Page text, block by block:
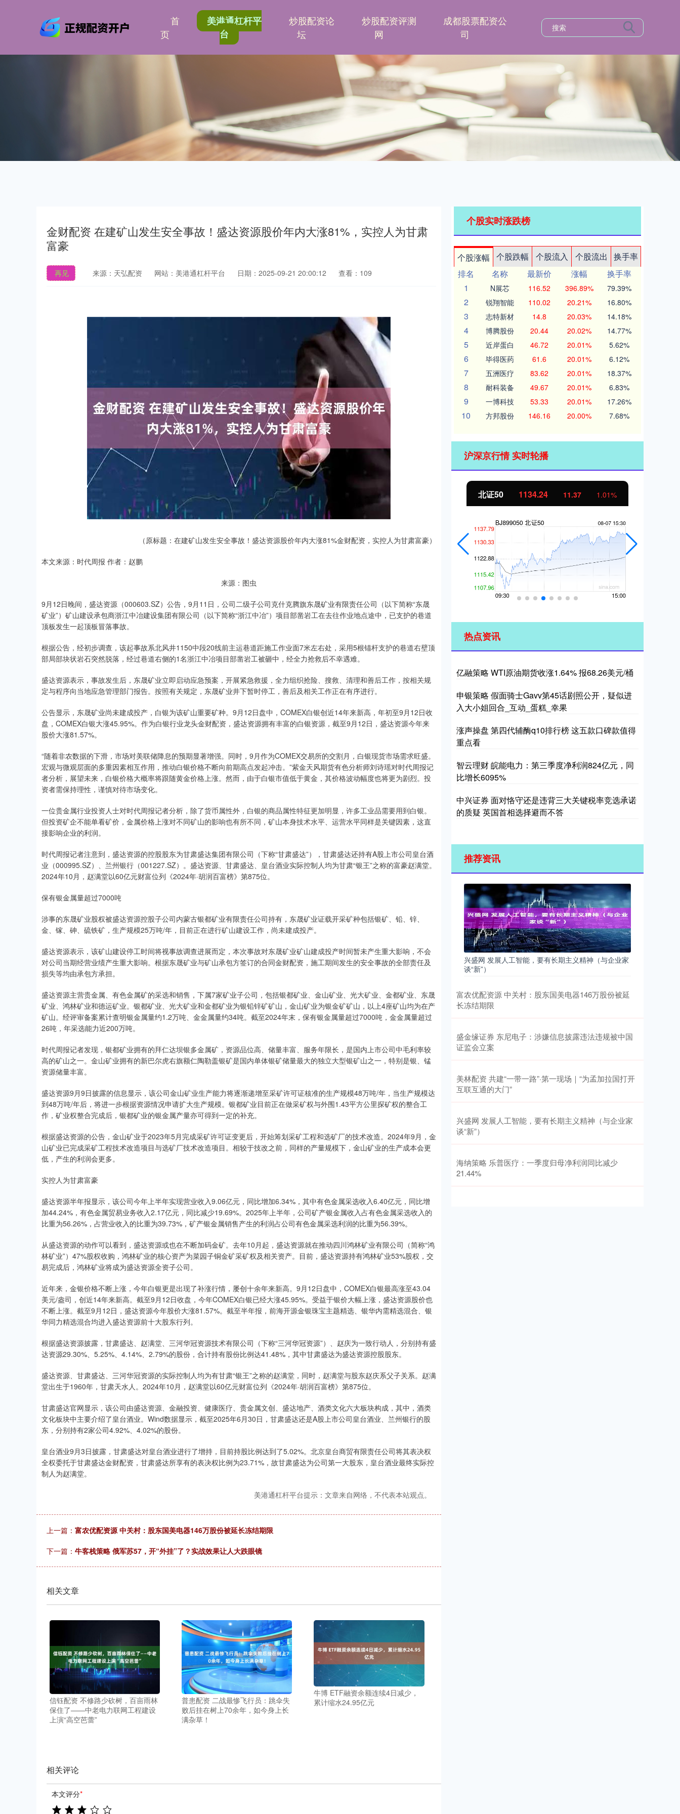
首
页
美港通杠杆平
台
炒股配资论
坛
炒股配资评测
网
成都股票配资公
司
金财配资 在建矿山发生安全事故！盛达资源股价年内大涨81%，实控人为甘肃
富豪
再见 来源：天弘配资 网站：美港通杠杆平台 日期：2025-09-21 20:00:12 查看：109
（原标题：在建矿山发生安全事故！盛达资源股价年内大涨81%金财配资，实控人为甘肃富豪）
本文来源：时代周报 作者：赵鹏
来源：图虫
9月12日晚间，盛达资源（000603.SZ）公告，9月11日，公司二级子公司克什克腾旗东晟矿业有限责任公司（以下简称“东晟
矿业”）矿山建设承包商浙江中冶建设集团有限公司（以下简称“浙江中冶”）项目部凿岩工在去往作业地点途中，已支护的巷道
顶板发生一起顶板冒落事故。
根据公告，经初步调查，该起事故系北风井1150中段20线前主运巷道距施工作业面7米左右处，采用5根锚杆支护的巷道右壁顶
部局部块状岩石突然脱落，经过巷道右侧的1名浙江中冶项目部凿岩工被砸中，经全力抢救后不幸遇难。
盛达资源表示，事故发生后，东晟矿业立即启动应急预案，开展紧急救援，全力组织抢险、搜救、清理和善后工作，按相关规
定与程序向当地应急管理部门报告。按照有关规定，东晟矿业井下暂时停工，善后及相关工作正在有序进行。
公告显示，东晟矿业尚未建成投产，白银为该矿山重要矿种。9月12日盘中，COMEX白银创近14年来新高，年初至9月12日收
盘，COMEX白银大涨45.95%。作为白银行业龙头金财配资，盛达资源拥有丰富的白银资源，截至9月12日，盛达资源今年来
股价大涨81.57%。
“随着非农数据的下滑，市场对美联储降息的预期显著增强。同时，9月作为COMEX交易所的交割月，白银现货市场需求旺盛。
宏观与微观层面的多重因素相互作用，推动白银价格不断向前期高点发起冲击。”紫金天风期货有色分析师刘诗瑶对时代周报记
者分析，展望未来，白银价格大概率将跟随黄金价格上涨。然而，由于白银市值低于黄金，其价格波动幅度也将更为剧烈。投
资者需保持理性，谨慎对待市场变化。
一位贵金属行业投资人士对时代周报记者分析，除了货币属性外，白银的商品属性特征更加明显，许多工业品需要用到白银。
但投资矿企不能单看矿价，金属价格上涨对不同矿山的影响也有所不同，矿山本身技术水平、运营水平同样是关键因素，这直
接影响企业的利润。
时代周报记者注意到，盛达资源的控股股东为甘肃盛达集团有限公司（下称“甘肃盛达”），甘肃盛达还持有A股上市公司皇台酒
业（000995.SZ）、兰州银行（001227.SZ）。盛达资源、甘肃盛达、皇台酒业实际控制人均为甘肃“银王”之称的富豪赵满堂。
2024年10月，赵满堂以60亿元财富位列《2024年·胡润百富榜》第875位。
保有银金属量超过7000吨
涉事的东晟矿业股权被盛达资源控股子公司内蒙古银都矿业有限责任公司持有，东晟矿业证载开采矿种包括银矿、铅、锌、
金、镓、砷、硫铁矿，生产规模25万吨/年，目前正在进行矿山建设工作，尚未建成投产。
盛达资源表示，该矿山建设停工时间将视事故调查进展而定，本次事故对东晟矿业矿山建成投产时间暂未产生重大影响，不会
对公司当期经营业绩产生重大影响。根据东晟矿业与矿山承包方签订的合同金财配资，施工期间发生的安全事故的全部责任及
损失等均由承包方承担。
盛达资源主营贵金属、有色金属矿的采选和销售，下属7家矿业子公司，包括银都矿业、金山矿业、光大矿业、金都矿业、东晟
矿业、鸿林矿业和德运矿业。银都矿业、光大矿业和金都矿业为银铅锌矿矿山，金山矿业为银金矿矿山，以上4座矿山均为在产
矿山。经评审备案累计查明银金属量约1.2万吨、金金属量约34吨。截至2024年末，保有银金属量超过7000吨，金金属量超过
26吨，年采选能力近200万吨。
时代周报记者发现，银都矿业拥有的拜仁达坝银多金属矿，资源品位高、储量丰富、服务年限长，是国内上市公司中毛利率较
高的矿山之一。金山矿业拥有的新巴尔虎右旗额仁陶勒盖银矿是国内单体银矿储量最大的独立大型银矿山之一，特别是银、锰
资源储量丰富。
盛达资源9月9日披露的信息显示，该公司金山矿业生产能力将逐渐递增至采矿许可证核准的生产规模48万吨/年，当生产规模达
到48万吨/年后，将进一步根据资源情况申请扩大生产规模。银都矿业目前正在做采矿权与外围1.43平方公里探矿权的整合工
作，矿业权整合完成后，银都矿业的银金属产量亦可得到一定的补充。
根据盛达资源的公告，金山矿业于2023年5月完成采矿许可证变更后，开始筹划采矿工程和选矿厂的技术改造。2024年9月，金
山矿业已完成采矿工程技术改造项目与选矿厂技术改造项目。相较于技改之前，同样的产量规模下，金山矿业的生产成本会更
低，产生的利润会更多。
实控人为甘肃富豪
盛达资源半年报显示，该公司今年上半年实现营业收入9.06亿元，同比增加6.34%，其中有色金属采选收入6.40亿元，同比增
加44.24%，有色金属贸易业务收入2.17亿元，同比减少19.69%。2025年上半年，公司矿产银金属收入占有色金属采选收入的
比重为56.26%，占营业收入的比重为39.73%，矿产银金属销售产生的利润占公司有色金属采选利润的比重为56.39%。
从盛达资源的动作可以看到，盛达资源或也在不断加码金矿。去年10月起，盛达资源就在推动四川鸿林矿业有限公司（简称“鸿
林矿业”）47%股权收购，鸿林矿业的核心资产为菜园子铜金矿采矿权及相关资产。目前，盛达资源持有鸿林矿业53%股权，交
易完成后，鸿林矿业将成为盛达资源全资子公司。
近年来，金银价格不断上涨，今年白银更是出现了补涨行情，屡创十余年来新高。9月12日盘中，COMEX白银最高涨至43.04
美元/盎司，创近14年来新高。截至9月12日收盘，今年COMEX白银已经大涨45.95%。受益于银价大幅上涨，盛达资源股价也
不断上涨。截至9月12日，盛达资源今年股价大涨81.57%。截至半年报，前海开源金银珠宝主题精选、银华内需精选混合、银
华同力精选混合均进入盛达资源前十大股东行列。
根据盛达资源披露，甘肃盛达、赵满堂、三河华冠资源技术有限公司（下称“三河华冠资源”）、赵庆为一致行动人，分别持有盛
达资源29.30%、5.25%、4.14%、2.79%的股份，合计持有股份比例达41.48%，其中甘肃盛达为盛达资源控股股东。
盛达资源、甘肃盛达、三河华冠资源的实际控制人均为有甘肃“银王”之称的赵满堂，同时，赵满堂与股东赵庆系父子关系。赵满
堂出生于1960年，甘肃天水人。2024年10月，赵满堂以60亿元财富位列《2024年·胡润百富榜》第875位。
甘肃盛达官网显示，该公司由盛达资源、金融投资、健康医疗、贵金属文创、盛达地产、酒类文化六大板块构成，其中，酒类
文化板块中主要介绍了皇台酒业。Wind数据显示，截至2025年6月30日，甘肃盛达还是A股上市公司皇台酒业、兰州银行的股
东，分别持有2家公司4.92%、4.02%的股份。
皇台酒业9月3日披露，甘肃盛达对皇台酒业进行了增持，目前持股比例达到了5.02%。北京皇台商贸有限责任公司将其表决权
全权委托于甘肃盛达金财配资，甘肃盛达所享有的表决权比例为23.71%，故甘肃盛达为公司第一大股东，皇台酒业最终实际控
制人为赵满堂。
美港通杠杆平台提示：文章来自网络，不代表本站观点。
上一篇： 富农优配资源 中关村：股东国美电器146万股份被延长冻结期限
下一篇： 牛客栈策略 俄军苏57，开“外挂”了？实战效果让人大跌眼镜
相关文章
信钰配资 不修路少砍树，百亩雨林
保住了——中老电力联网工程建设
上演“高空芭蕾”
普患配资 二战最惨飞行员：跳伞失
败后挂在树上70余年，如今身上长
满杂草！
牛博 ETF融资余额连续4日减少，
累计缩水24.95亿元
相关评论
本文评分*
个股实时涨跌榜
个股涨幅 个股跌幅 个股流入 个股流出
换手率
排名
名称 最新价 涨幅
换手率
1
N展芯 116.52 396.89% 79.39%
2 锐翔智能 110.02 20.21% 16.80%
3 志特新材 14.8 20.03% 14.18%
4 博腾股份 20.44 20.02% 14.77%
5 近岸蛋白 46.72 20.01% 5.62%
6 毕得医药 61.6 20.01% 6.12%
7 五洲医疗 83.62 20.01% 18.37%
8 耐科装备 49.67 20.01% 6.83%
9 一博科技 53.33 20.01% 17.26%
10 方邦股份 146.16 20.00% 7.68%
沪深京行情 实时轮播
深证成指 14311.01 200.89 1.42% 沪深300 43.13 北证50 1134.24 11.37 1.01%
热点资讯
亿融策略 WTI原油期货收涨1.64% 报68.26美元/桶
申银策略 假面骑士Gavv第45话剧照公开，疑似进
入大小姐回合_互动_蛋糕_幸果
涨声操盘 第四代辅酶q10排行榜 这五款口碑款值得
重点看
智云理财 皖能电力：第三季度净利润824亿元，同
比增长6095%
中兴证券 面对恪守还是违背三大关键税率竞选承诺
的质疑 英国首相选择避而不答
推荐资讯
兴盛网 发展人工智能，要有长期主义精神（与企业家
谈“新”）
富农优配资源 中关村：股东国美电器146万股份被延
长冻结期限
盛金缘证券 东尼电子：涉嫌信息披露违法违规被中国
证监会立案
美林配资 共建“一带一路”·第一现场｜“为孟加拉国打开
互联互通的大门”
兴盛网 发展人工智能，要有长期主义精神（与企业家
谈“新”）
海纳策略 乐普医疗：一季度归母净利润同比减少
21.44%